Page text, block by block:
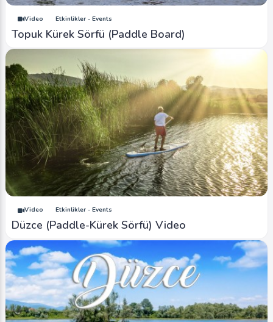
Video Etkinlikler - Events
Topuk Kürek Sörfü (Paddle Board)
Video Etkinlikler - Events
Düzce (Paddle-Kürek Sörfü) Video